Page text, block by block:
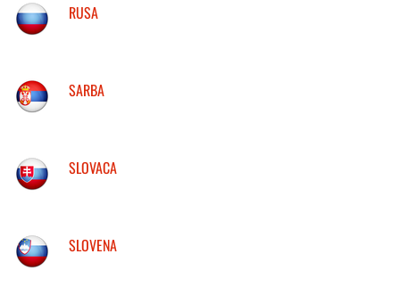
RUSA
SARBA
SLOVACA
SLOVENA